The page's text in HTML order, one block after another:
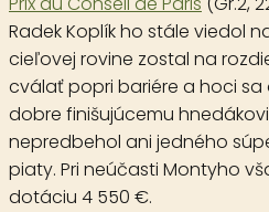
Radek Koplík ho stále viedol
cieľovej rovine zostal na
cválať popri bariére a hoci sa
dobre finišujúcemu
nepredbehol ani jedného
piaty. Pri neúčasti Montyho
dotáciu 4 550 €.